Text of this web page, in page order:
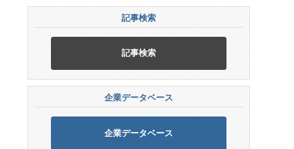
記事検索
記事検索
企業データベース
企業データベース